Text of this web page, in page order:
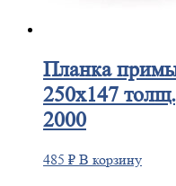
Планка
250х147
2000
485 ₽ В корзину